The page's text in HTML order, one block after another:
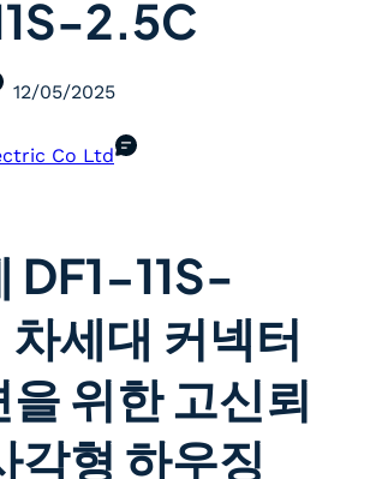
2.5C
12/05/2025
Co Ltd
DF1-11S-
세대 커넥터
위한 고신뢰
각형 하우징